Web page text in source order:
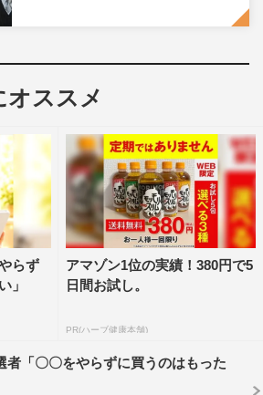
ゃヒント出してますから！スタジオ
、ちゃんと正解できますし、豪華な
ていただきますから。絶対に僕の話
ト出してるんで！
結構頑張ってくれましたね！
こしましたね！
10代で全然考え方が違うんですよ！
に今回頑張っていただいているん
オススメ
らず
」
アマゾン1位の実績！380円で5
日間お試し。
PR(ハーブ健康本舗)
者「〇〇をやらずに買うのはもった